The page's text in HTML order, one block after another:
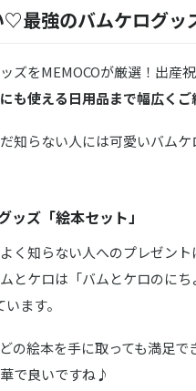
最強のバムケログッ
ズをMEMOCOが厳選！出産
も使える日用品まで幅広くご
知らない人には可愛いバム
ズ「絵本セット」
く知らない人へのプレゼント
とケロは「バムとケロのに
ます。
の絵本を手に取っても満足で
で良いですね♪